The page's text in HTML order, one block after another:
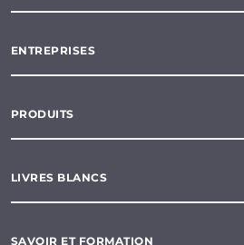
ENTREPRISES
PRODUITS
LIVRES BLANCS
SAVOIR ET FORMATION